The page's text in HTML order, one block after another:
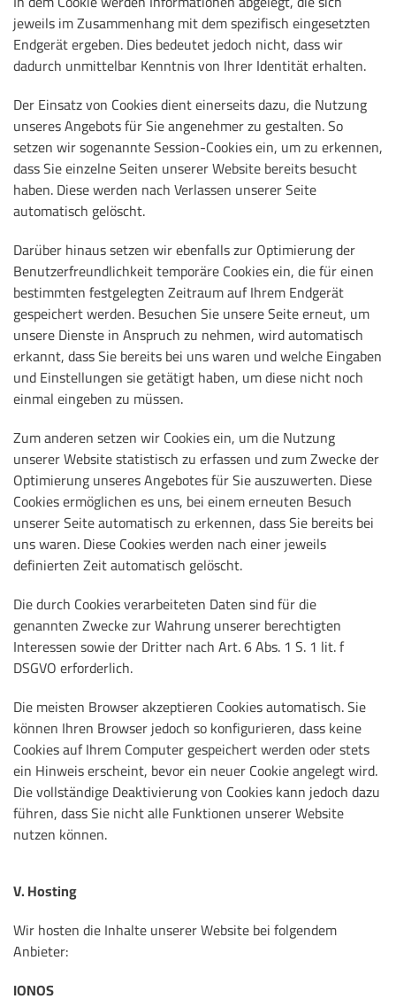
jeweils im Zusammenhang mit dem spezifisch eingesetzten
Endgerät ergeben. Dies bedeutet jedoch nicht, dass wir
dadurch unmittelbar Kenntnis von Ihrer Identität erhalten.
Der Einsatz von Cookies dient einerseits dazu, die Nutzung
unseres Angebots für Sie angenehmer zu gestalten. So
setzen wir sogenannte Session-Cookies ein, um zu erkennen,
dass Sie einzelne Seiten unserer Website bereits besucht
haben. Diese werden nach Verlassen unserer Seite
automatisch gelöscht.
Darüber hinaus setzen wir ebenfalls zur Optimierung der
Benutzerfreundlichkeit temporäre Cookies ein, die für einen
bestimmten festgelegten Zeitraum auf Ihrem Endgerät
gespeichert werden. Besuchen Sie unsere Seite erneut, um
unsere Dienste in Anspruch zu nehmen, wird automatisch
erkannt, dass Sie bereits bei uns waren und welche Eingaben
und Einstellungen sie getätigt haben, um diese nicht noch
einmal eingeben zu müssen.
Zum anderen setzen wir Cookies ein, um die Nutzung
unserer Website statistisch zu erfassen und zum Zwecke der
Optimierung unseres Angebotes für Sie auszuwerten. Diese
Cookies ermöglichen es uns, bei einem erneuten Besuch
unserer Seite automatisch zu erkennen, dass Sie bereits bei
uns waren. Diese Cookies werden nach einer jeweils
definierten Zeit automatisch gelöscht.
Die durch Cookies verarbeiteten Daten sind für die
genannten Zwecke zur Wahrung unserer berechtigten
Interessen sowie der Dritter nach Art. 6 Abs. 1 S. 1 lit. f
DSGVO erforderlich.
Die meisten Browser akzeptieren Cookies automatisch. Sie
können Ihren Browser jedoch so konfigurieren, dass keine
Cookies auf Ihrem Computer gespeichert werden oder stets
ein Hinweis erscheint, bevor ein neuer Cookie angelegt wird.
Die vollständige Deaktivierung von Cookies kann jedoch dazu
führen, dass Sie nicht alle Funktionen unserer Website
nutzen können.
V. Hosting
Wir hosten die Inhalte unserer Website bei folgendem
Anbieter:
IONOS